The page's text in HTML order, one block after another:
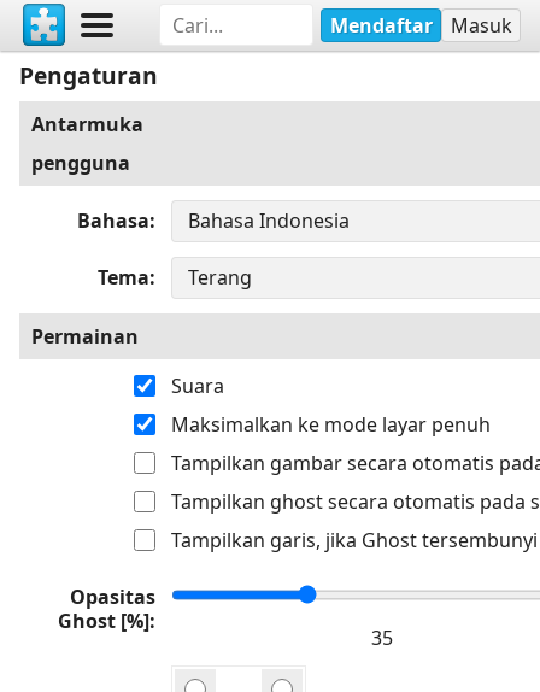
Mendaftar Masuk
Pengaturan
Antarmuka
pengguna
Bahasa
Tema
Permainan
Suara
Maksimalkan ke mode layar penuh
Tampilkan gambar secara otomatis
Tampilkan ghost secara otomatis pada
Tampilkan garis, jika Ghost tersembunyi
Opasitas
Ghost [%]